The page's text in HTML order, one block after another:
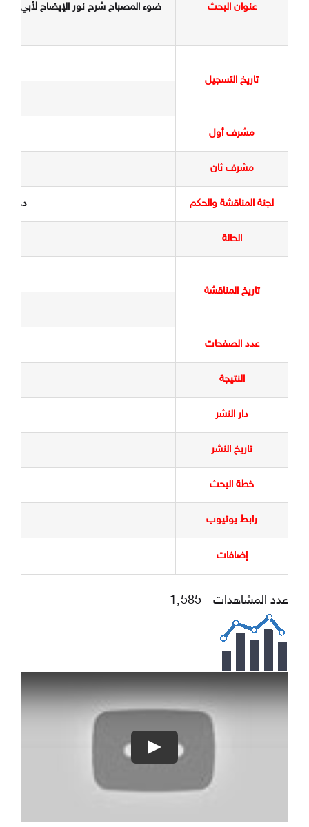
عنوان البحث ضوء المصباح شرح نور الإيضاح لأبي
تاريخ التسجيل
مشرف أول
مشرف ثان
لجنة المناقشة والحكم د.
الحالة
تاريخ المناقشة
عدد الصفحات
النتيجة
دار النشر
تاريخ النشر
خطة البحث
رابط يوتيوب
إضافات
عدد المشاهدات - 1٬585
Play